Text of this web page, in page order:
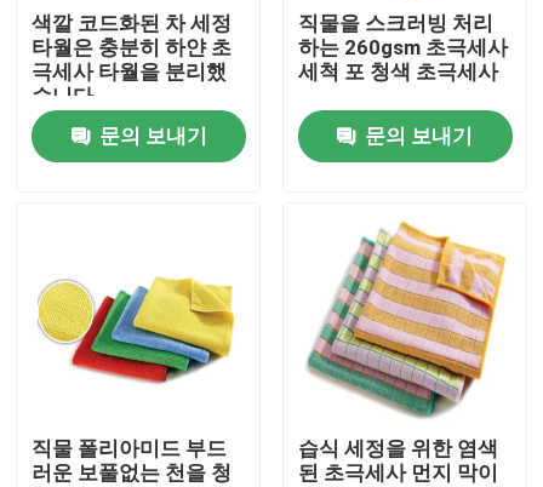
공장 투어
품질 관리
연락처
비스코스 스프 섬유
재활용 폴리에스테르 스테이플 섬유
폴리프로필렌 스테이플 섬유
색깔 코드화된 차 세정
타월은 충분히 하얀 초
극세사 타월을 분리했
습니다
문의 보내기
직물을 스크러빙 처리
하는 260gsm 초극세사
세척 포 청색 초극세사
문의 보내기
직물 폴리아미드 부드
러운 보풀없는 천을 청
습식 세정을 위한 염색
된 초극세사 먼지 막이